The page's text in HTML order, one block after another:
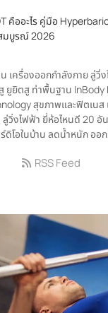
คืออะไร คู่มือ
มบูรณ์ 2026
เครื่องออกกำลังกายลู่วิ่
ยูยิตสู ท่าพื้นฐาน InBody
สุขภาพและฟิตเนส
ลู่วิ่งไฟฟ้า ยี่ห้อไหนดี 20 อั
ดิโอในบ้าน ลดน้ำหนัก ออ
RSS Feed